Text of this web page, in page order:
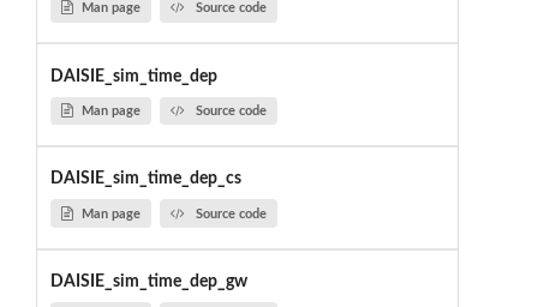
Man page Source code
DAISIE_sim_time_dep
Man page Source code
DAISIE_sim_time_dep_cs
Man page Source code
DAISIE_sim_time_dep_gw